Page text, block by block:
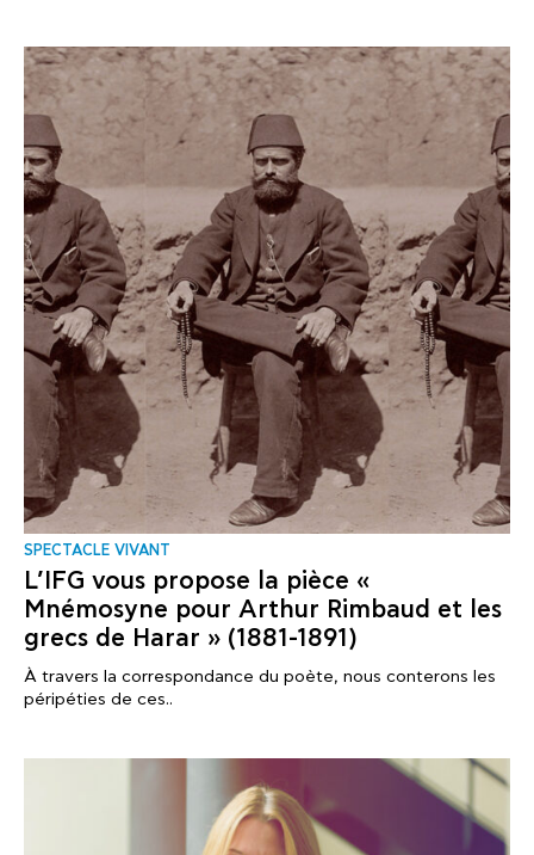
SPECTACLE VIVANT
L’IFG vous propose la pièce «
Mnémosyne pour Arthur Rimbaud et les
grecs de Harar » (1881-1891)
À travers la correspondance du poète, nous conterons les
péripéties de ces..